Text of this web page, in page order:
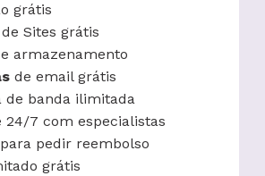
grátis
Sites grátis
armazenamento
de email grátis
de banda ilimitada
24/7 com especialistas
pedir reembolso
grátis